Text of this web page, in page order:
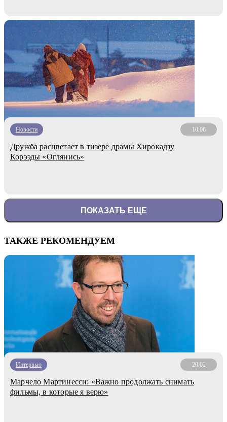
Новости 10.06
Дружба расцветает в тизере драмы Хирокадзу
Корээды «Оглянись»
ПОКАЗАТЬ ЕЩЕ
ТАКЖЕ РЕКОМЕНДУЕМ
Интервью 20.02
Марчело Мартинесси: «Важно продолжать снимать
фильмы, в которые я верю»